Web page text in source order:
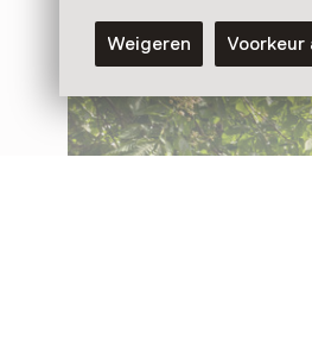
Weigeren Voorkeur